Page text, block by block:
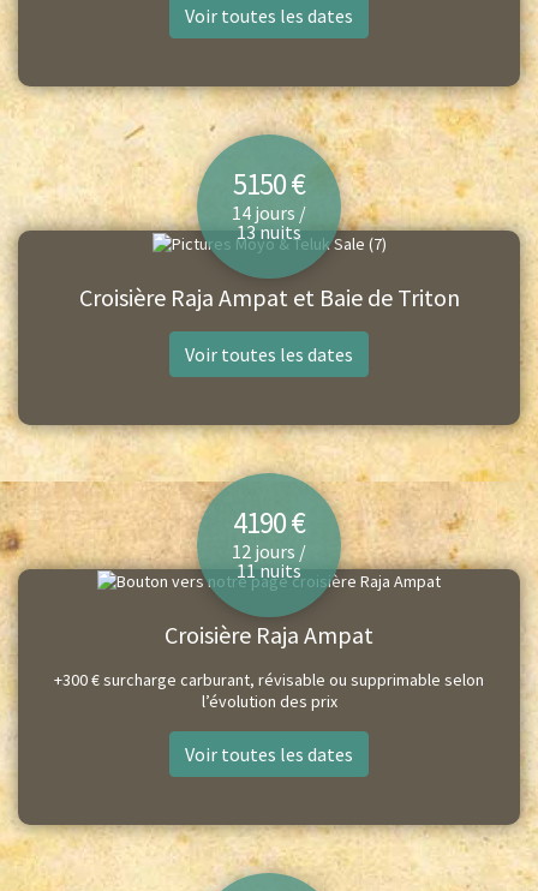
Voir toutes les dates
5150 €
14 jours /
13 nuits
Croisière Raja Ampat et Baie de Triton
Voir toutes les dates
4190 €
12 jours /
11 nuits
Croisière Raja Ampat
+300 € surcharge carburant, révisable ou supprimable selon
l’évolution des prix
Voir toutes les dates